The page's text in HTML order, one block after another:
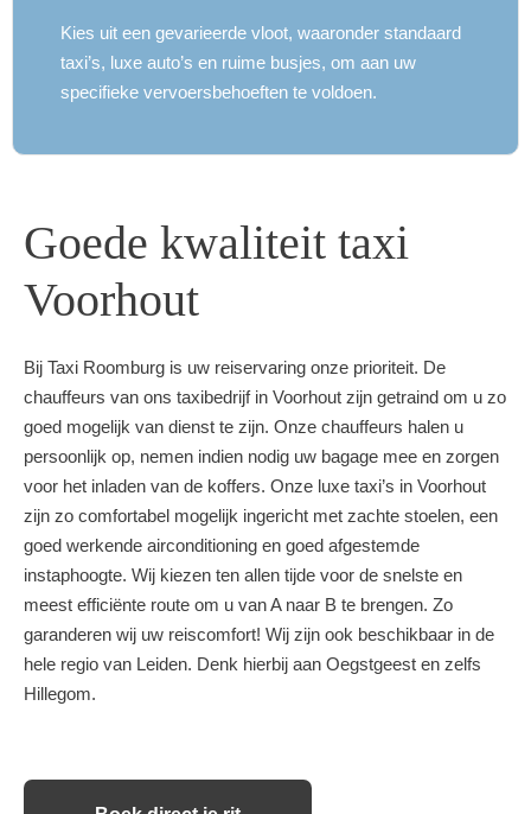
Kies uit een gevarieerde vloot, waaronder standaard
taxi’s, luxe auto’s en ruime busjes, om aan uw
specifieke vervoersbehoeften te voldoen.
Goede kwaliteit taxi
Voorhout
Bij Taxi Roomburg is uw reiservaring onze prioriteit. De
chauffeurs van ons taxibedrijf in Voorhout zijn getraind om u zo
goed mogelijk van dienst te zijn. Onze chauffeurs halen u
persoonlijk op, nemen indien nodig uw bagage mee en zorgen
voor het inladen van de koffers. Onze luxe taxi’s in Voorhout
zijn zo comfortabel mogelijk ingericht met zachte stoelen, een
goed werkende airconditioning en goed afgestemde
instaphoogte. Wij kiezen ten allen tijde voor de snelste en
meest efficiënte route om u van A naar B te brengen. Zo
garanderen wij uw reiscomfort! Wij zijn ook beschikbaar in de
hele regio van Leiden. Denk hierbij aan Oegstgeest en zelfs
Hillegom.